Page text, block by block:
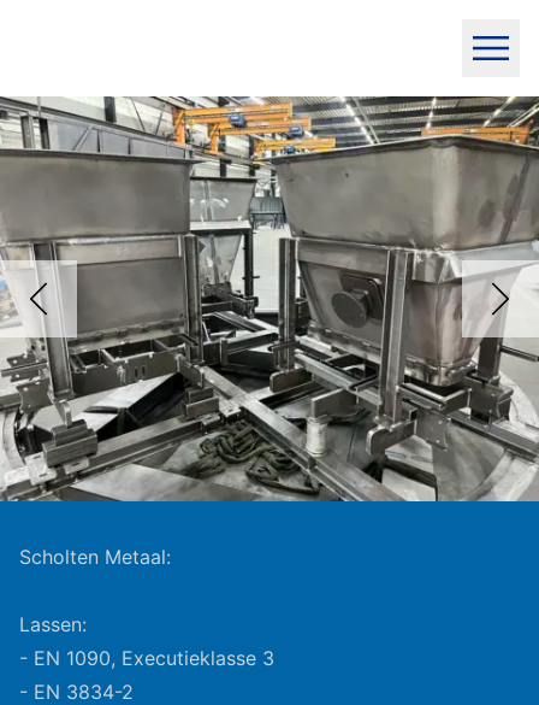
Scholten Metaal:
Lassen:
- EN 1090, Executieklasse 3
- EN 3834-2